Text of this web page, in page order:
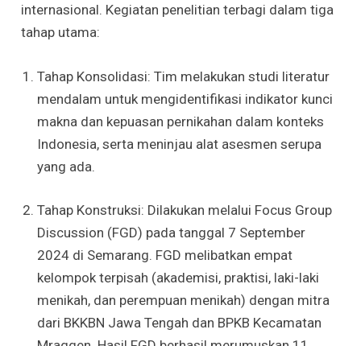
internasional. Kegiatan penelitian terbagi dalam tiga
tahap utama:
Tahap Konsolidasi: Tim melakukan studi literatur
mendalam untuk mengidentifikasi indikator kunci
makna dan kepuasan pernikahan dalam konteks
Indonesia, serta meninjau alat asesmen serupa
yang ada.
Tahap Konstruksi: Dilakukan melalui Focus Group
Discussion (FGD) pada tanggal 7 September
2024 di Semarang. FGD melibatkan empat
kelompok terpisah (akademisi, praktisi, laki-laki
menikah, dan perempuan menikah) dengan mitra
dari BKKBN Jawa Tengah dan BPKB Kecamatan